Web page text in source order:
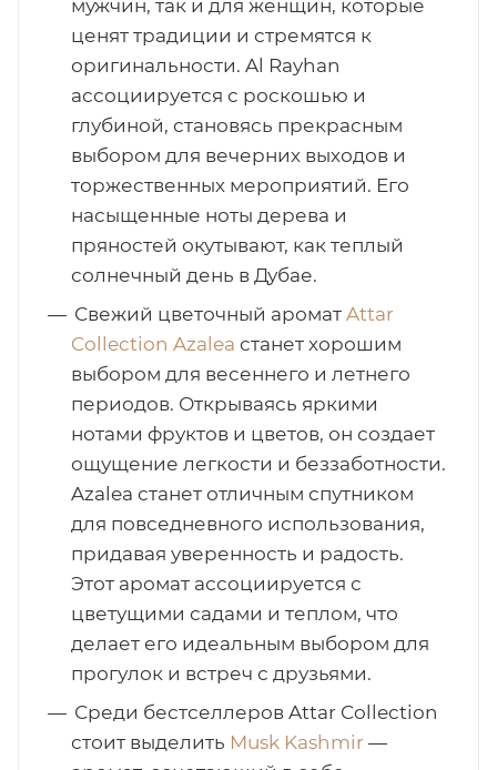
мужчин, так и для женщин, которые
ценят традиции и стремятся к
оригинальности. Al Rayhan
ассоциируется с роскошью и
глубиной, становясь прекрасным
выбором для вечерних выходов и
торжественных мероприятий. Его
насыщенные ноты дерева и
пряностей окутывают, как теплый
солнечный день в Дубае.
Свежий цветочный аромат Attar
Collection Azalea станет хорошим
выбором для весеннего и летнего
периодов. Открываясь яркими
нотами фруктов и цветов, он создает
ощущение легкости и беззаботности.
Azalea станет отличным спутником
для повседневного использования,
придавая уверенность и радость.
Этот аромат ассоциируется с
цветущими садами и теплом, что
делает его идеальным выбором для
прогулок и встреч с друзьями.
Среди бестселлеров Attar Collection
стоит выделить Musk Kashmir—